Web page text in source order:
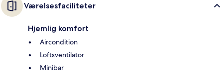
Værelsesfaciliteter
Hjemlig komfort
Aircondition
Loftsventilator
Minibar